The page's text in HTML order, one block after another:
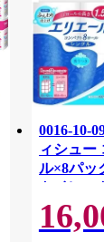
0016-10-
ィシュー
ル×8パッ
トイレッ
100％ 香